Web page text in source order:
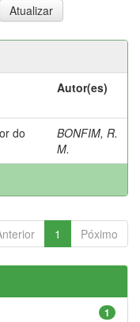
Autor(es)
do
BONFIM, R.
M.
1 Póximo
1